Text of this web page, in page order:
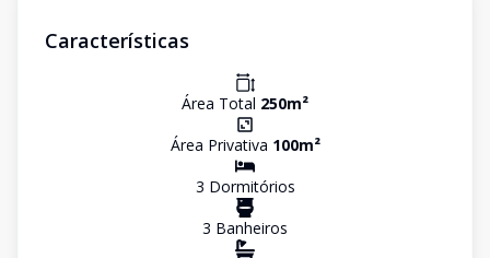
Características
Área Total 250m²
Área Privativa 100m²
3 Dormitórios
3 Banheiros